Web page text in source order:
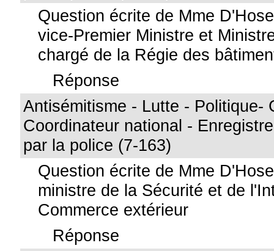
Question écrite de Mme
vice-Premier Ministre et
chargé de la Régie des
Réponse
Antisémitisme - Lutte - Politique-
Coordinateur national -
par la police (7-163)
Question écrite de Mme
ministre de la Sécurité et de
Commerce extérieur
Réponse